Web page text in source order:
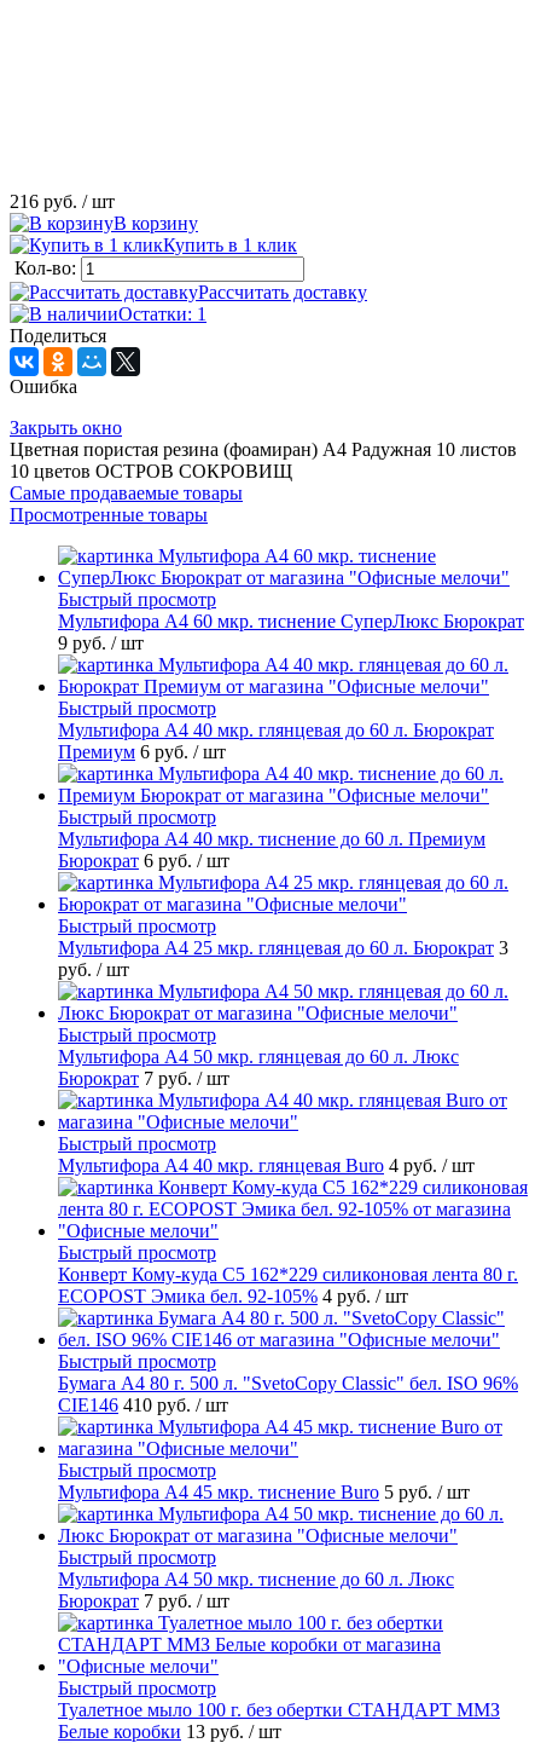
216 руб. / шт
В корзину
Купить в 1 клик
Кол-во:
Рассчитать доставку
Остатки: 1
Поделиться
Ошибка
Закрыть окно
Цветная пористая резина (фоамиран) А4 Радужная 10 листов
10 цветов ОСТРОВ СОКРОВИЩ
Самые продаваемые товары
Просмотренные товары
Быстрый просмотр
Мультифора А4 60 мкр. тиснение СуперЛюкс Бюрократ
9 руб. / шт
Быстрый просмотр
Мультифора А4 40 мкр. глянцевая до 60 л. Бюрократ
Премиум 6 руб. / шт
Быстрый просмотр
Мультифора А4 40 мкр. тиснение до 60 л. Премиум
Бюрократ 6 руб. / шт
Быстрый просмотр
Мультифора А4 25 мкр. глянцевая до 60 л. Бюрократ 3
руб. / шт
Быстрый просмотр
Мультифора А4 50 мкр. глянцевая до 60 л. Люкс
Бюрократ 7 руб. / шт
Быстрый просмотр
Мультифора А4 40 мкр. глянцевая Buro 4 руб. / шт
Быстрый просмотр
Конверт Кому-куда С5 162*229 силиконовая лента 80 г.
ECOPOST Эмика бел. 92-105% 4 руб. / шт
Быстрый просмотр
Бумага А4 80 г. 500 л. "SvetoCopy Classic" бел. ISO 96%
CIE146 410 руб. / шт
Быстрый просмотр
Мультифора А4 45 мкр. тиснение Buro 5 руб. / шт
Быстрый просмотр
Мультифора А4 50 мкр. тиснение до 60 л. Люкс
Бюрократ 7 руб. / шт
Быстрый просмотр
Туалетное мыло 100 г. без обертки СТАНДАРТ ММЗ
Белые коробки 13 руб. / шт